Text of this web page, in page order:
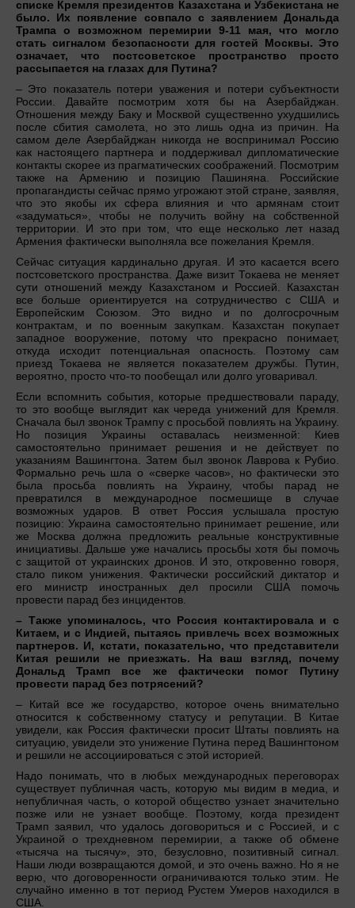
списке Кремля президентов Казахстана и Узбекистана не
было. Их появление совпало с заявлением Дональда
Трампа о возможном перемирии 9-11 мая, что могло
стать сигналом безопасности для гостей Москвы. Это
означает, что постсоветское пространство просто
рассыпается на глазах для Путина?
– Это показатель потери уважения и потери субъектности
России. Давайте посмотрим хотя бы на Азербайджан.
Отношения между Баку и Москвой существенно ухудшились
после сбития самолета, но это лишь одна из причин. На
самом деле Азербайджан никогда не воспринимал Россию
как настоящего партнера и поддерживал дипломатические
контакты скорее из прагматических соображений. Посмотрим
также на Армению и позицию Пашиняна. Российские
пропагандисты сейчас прямо угрожают этой стране, заявляя,
что это якобы их сфера влияния и что армянам стоит
«задуматься», чтобы не получить войну на собственной
территории. И это при том, что еще несколько лет назад
Армения фактически выполняла все пожелания Кремля.
Сейчас ситуация кардинально другая. И это касается всего
постсоветского пространства. Даже визит Токаева не меняет
сути отношений между Казахстаном и Россией. Казахстан
все больше ориентируется на сотрудничество с США и
Европейским Союзом. Это видно и по долгосрочным
контрактам, и по военным закупкам. Казахстан покупает
западное вооружение, потому что прекрасно понимает,
откуда исходит потенциальная опасность. Поэтому сам
приезд Токаева не является показателем дружбы. Путин,
вероятно, просто что-то пообещал или долго уговаривал.
Если вспомнить события, которые предшествовали параду,
то это вообще выглядит как череда унижений для Кремля.
Сначала был звонок Трампу с просьбой повлиять на Украину.
Но позиция Украины оставалась неизменной: Киев
самостоятельно принимает решения и не действует по
указаниям Вашингтона. Затем был звонок Лаврова к Рубио.
Формально речь шла о «сверке часов», но фактически это
была просьба повлиять на Украину, чтобы парад не
превратился в международное посмешище в случае
возможных ударов. В ответ Россия услышала простую
позицию: Украина самостоятельно принимает решение, или
же Москва должна предложить реальные конструктивные
инициативы. Дальше уже начались просьбы хотя бы помочь
с защитой от украинских дронов. И это, откровенно говоря,
стало пиком унижения. Фактически российский диктатор и
его министр иностранных дел просили США помочь
провести парад без инцидентов.
– Также упоминалось, что Россия контактировала и с
Китаем, и с Индией, пытаясь привлечь всех возможных
партнеров. И, кстати, показательно, что представители
Китая решили не приезжать. На ваш взгляд, почему
Дональд Трамп все же фактически помог Путину
провести парад без потрясений?
– Китай все же государство, которое очень внимательно
относится к собственному статусу и репутации. В Китае
увидели, как Россия фактически просит Штаты повлиять на
ситуацию, увидели это унижение Путина перед Вашингтоном
и решили не ассоциироваться с этой историей.
Надо понимать, что в любых международных переговорах
существует публичная часть, которую мы видим в медиа, и
непубличная часть, о которой общество узнает значительно
позже или не узнает вообще. Поэтому, когда президент
Трамп заявил, что удалось договориться и с Россией, и с
Украиной о трехдневном перемирии, а также об обмене
«тысяча на тысячу», это, безусловно, позитивный сигнал.
Наши люди возвращаются домой, и это очень важно. Но я не
верю, что договоренности ограничиваются только этим. Не
случайно именно в тот период Рустем Умеров находился в
США.